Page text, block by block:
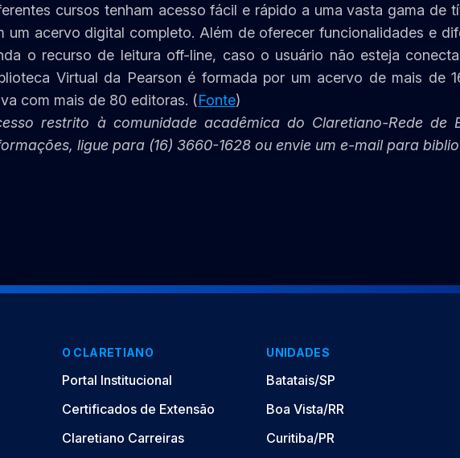
cursos tenham acesso fácil e rápido a uma vasta gama de
um acervo digital completo. Além de oferecer funcionalidades e
o recurso de leitura off-line, caso o usuário não esteja
Virtual da Pearson é formada por um acervo de mais de
com mais de 80 editoras. (Fonte)
restrito à comunidade acadêmica do Claretiano-Rede de
ligue para (16) 3660-1628 ou envie um e-mail para
O CLARETIANO
Portal Institucional
Certificados de Extensão
Claretiano Carreiras
UNIDADES
Batatais/SP
Boa Vista/RR
Curitiba/PR